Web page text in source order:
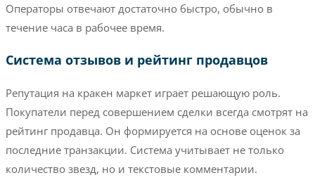
Операторы отвечают достаточно быстро, обычно в
течение часа в рабочее время.
Система отзывов и рейтинг продавцов
Репутация на кракен маркет играет решающую роль.
Покупатели перед совершением сделки всегда смотрят на
рейтинг продавца. Он формируется на основе оценок за
последние транзакции. Система учитывает не только
количество звезд, но и текстовые комментарии.